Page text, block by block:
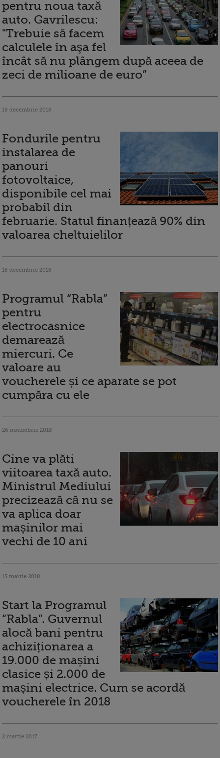
pentru noua taxă
auto. Gavrilescu:
"Trebuie să facem
calculele în aşa fel
încât să nu plângem după aceea de
zeci de milioane de euro”
18 decembrie 2018
Fondurile pentru
instalarea de
panouri
fotovoltaice,
disponibile cel mai
probabil din
februarie. Statul finanțează 90% din
valoarea cheltuielilor
18 decembrie 2018
Programul “Rabla”
pentru
electrocasnice
demarează
miercuri. Ce
valoare au
voucherele și ce aparate se pot
cumpăra cu ele
26 noiembrie 2018
Cine va plăti
viitoarea taxă auto.
Ministrul Mediului
precizează că nu se
va aplica doar
mașinilor mai
vechi de 10 ani
15 martie 2018
Start la Programul
“Rabla”. Guvernul
alocă bani pentru
achiziționarea a
19.000 de mașini
clasice și 2.000 de
mașini electrice. Cum se acordă
voucherele în 2018
2 martie 2017